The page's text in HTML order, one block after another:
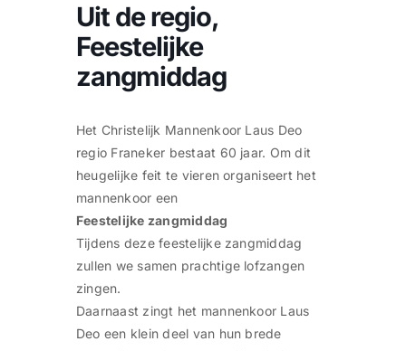
Uit de regio,
Feestelijke
zangmiddag
Het Christelijk Mannenkoor Laus Deo
regio Franeker bestaat 60 jaar. Om dit
heugelijke feit te vieren organiseert het
mannenkoor een
Feestelijke zangmiddag
Tijdens deze feestelijke zangmiddag
zullen we samen prachtige lofzangen
zingen.
Daarnaast zingt het mannenkoor Laus
Deo een klein deel van hun brede